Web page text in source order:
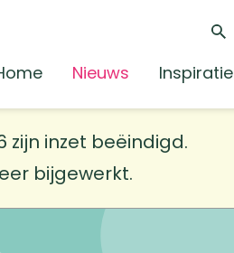
Nieuws Inspiratie
zijn inzet beëindigd.
bijgewerkt.